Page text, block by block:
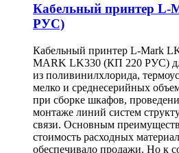
Кабельный принтер
РУС)
Кабельный принтер L-Mark
MARK LK330 (КП 220 РУС)
из поливинилхлорида,
мелко и среднесерийных
при сборке шкафов,
монтаже линий систем
связи. Основным
стоимость расходных
обеспечивало продажи. Но к